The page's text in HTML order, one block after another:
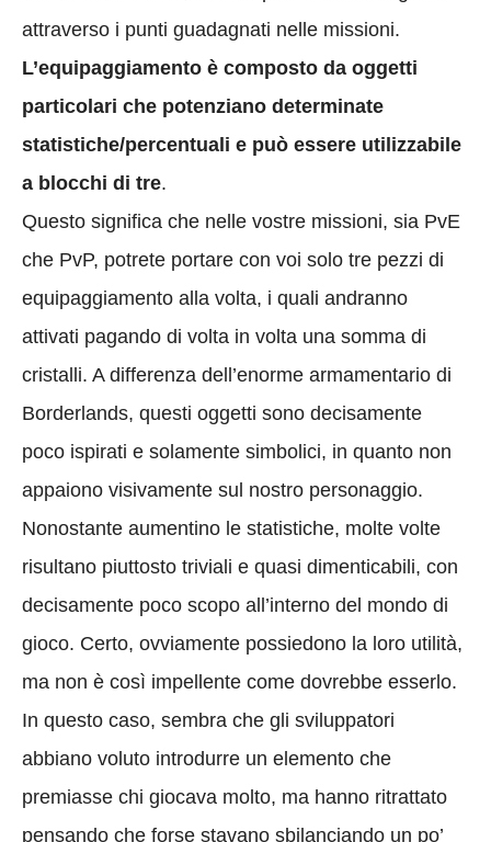
attraverso i punti guadagnati nelle missioni.
L’equipaggiamento è composto da oggetti
particolari che potenziano determinate
statistiche/percentuali e può essere utilizzabile
a blocchi di tre.
Questo significa che nelle vostre missioni, sia PvE
che PvP, potrete portare con voi solo tre pezzi di
equipaggiamento alla volta, i quali andranno
attivati pagando di volta in volta una somma di
cristalli. A differenza dell’enorme armamentario di
Borderlands, questi oggetti sono decisamente
poco ispirati e solamente simbolici, in quanto non
appaiono visivamente sul nostro personaggio.
Nonostante aumentino le statistiche, molte volte
risultano piuttosto triviali e quasi dimenticabili, con
decisamente poco scopo all’interno del mondo di
gioco. Certo, ovviamente possiedono la loro utilità,
ma non è così impellente come dovrebbe esserlo.
In questo caso, sembra che gli sviluppatori
abbiano voluto introdurre un elemento che
premiasse chi giocava molto, ma hanno ritrattato
pensando che forse stavano sbilanciando un po’